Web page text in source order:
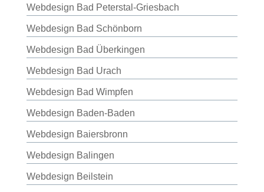
Webdesign Bad Peterstal-Griesbach
Webdesign Bad Schönborn
Webdesign Bad Überkingen
Webdesign Bad Urach
Webdesign Bad Wimpfen
Webdesign Baden-Baden
Webdesign Baiersbronn
Webdesign Balingen
Webdesign Beilstein